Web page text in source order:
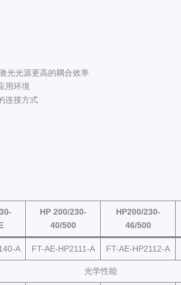
光光源更高的耦合效率
用环境
连接方式
HP 200/230-
40/500
HP200/230-
46/500
A FT-AE-HP2111-A FT-AE-HP2112-A
光学性能